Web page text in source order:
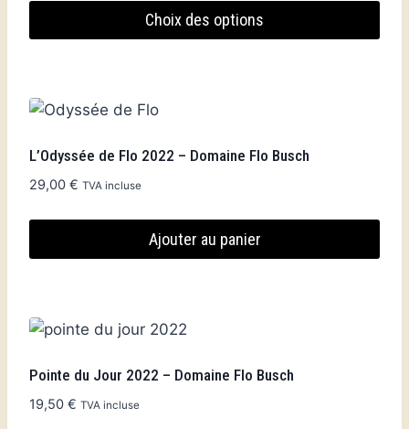
Choix des options
a
plusieurs
variations.
options
peuvent
la
du
produit
L’Odyssée de Flo 2022 – Domaine Flo Busch
29,00 € TVA incluse
Ajouter au panier
Pointe du Jour 2022 – Domaine Flo Busch
19,50 € TVA incluse